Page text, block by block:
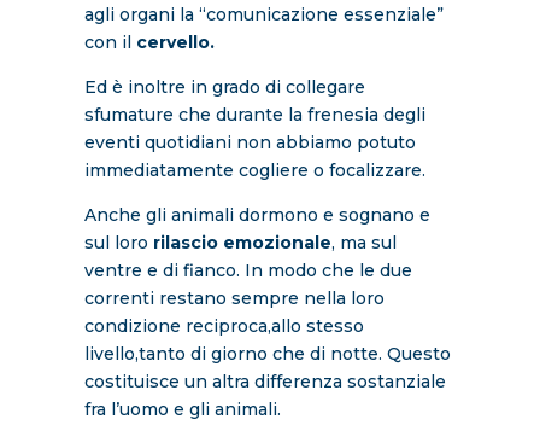
agli organi la “comunicazione essenziale”
con il cervello.
Ed è inoltre in grado di collegare
sfumature che durante la frenesia degli
eventi quotidiani non abbiamo potuto
immediatamente cogliere o focalizzare.
Anche gli animali dormono e sognano e
sul loro rilascio emozionale, ma sul
ventre e di fianco. In modo che le due
correnti restano sempre nella loro
condizione reciproca,allo stesso
livello,tanto di giorno che di notte. Questo
costituisce un altra differenza sostanziale
fra l’uomo e gli animali.